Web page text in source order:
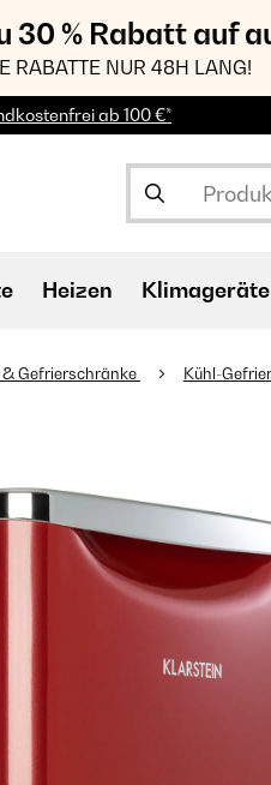
30 % Rabatt auf
RABATTE NUR 48H LANG!
ab 100 €*
Heizen Klimageräte
Gefrierschränke Kühl-